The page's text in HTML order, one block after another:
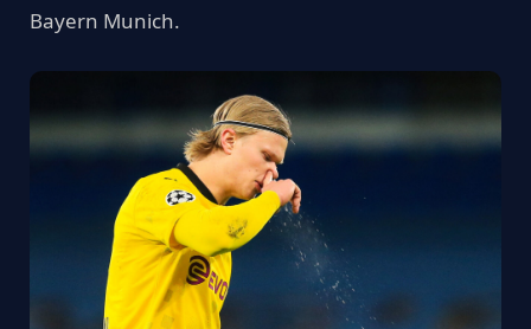
Bayern Munich.